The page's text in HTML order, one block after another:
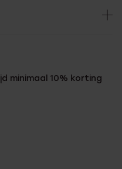
minimaal 10% korting